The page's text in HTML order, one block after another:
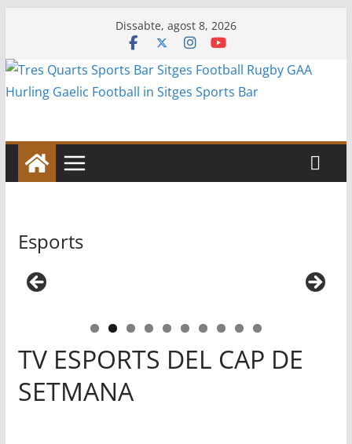
content
Dissabte, agost 8, 2026
Esports
0
TV ESPORTS DEL CAP DE
SETMANA